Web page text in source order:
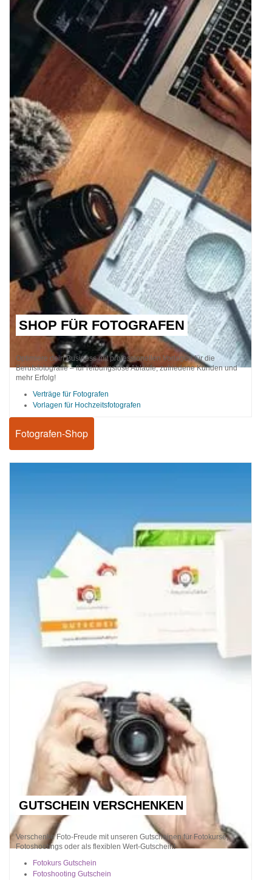
SHOP FÜR FOTOGRAFEN
Optimiere dein Business mit professionellen Vorlagen für die
Berufsfotografie – für reibungslose Abläufe, zufriedene Kunden und
mehr Erfolg!
Verträge für Fotografen
Vorlagen für Hochzeitsfotografen
Fotografen-Shop
GUTSCHEIN VERSCHENKEN
Verschenke Foto-Freude mit unseren Gutscheinen für Fotokurse,
Fotoshootings oder als flexiblen Wert-Gutschein!
Fotokurs Gutschein
Fotoshooting Gutschein